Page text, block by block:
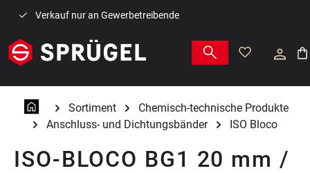
Zum Hauptinhalt springen
Verkauf nur an Gewerbetreibende
Sortiment
Chemisch-technische Produkte
Anschluss- und Dichtungsbänder
ISO Bloco
ISO-BLOCO BG1 20 mm /